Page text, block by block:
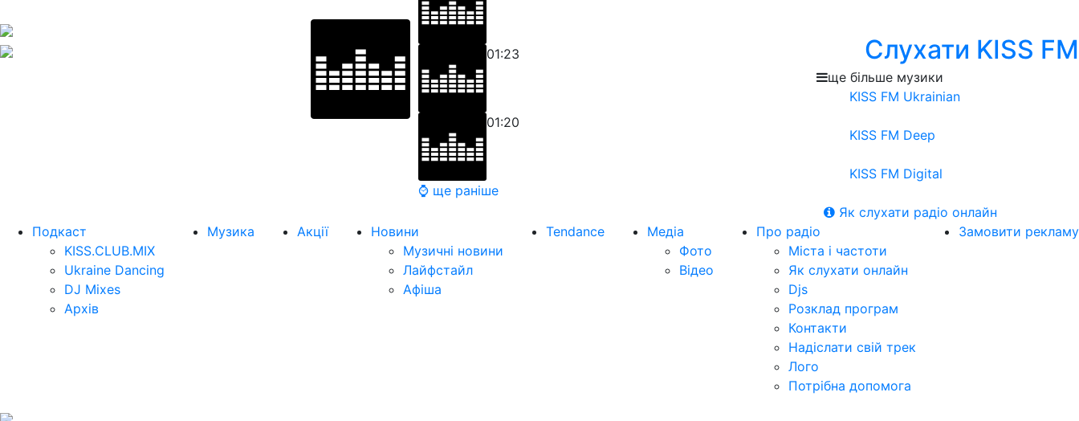
01:23
01:20
⌚ ще раніше
Слухати KISS FM
ще більше музики
KISS FM Ukrainian
KISS FM Deep
KISS FM Digital
Як слухати радіо онлайн
Подкаст
KISS.CLUB.MIX
Ukraine Dancing
DJ Mixes
Архів
Музика Акції
Новини
Музичні новини
Лайфстайл
Афіша
Tendance
Медіа
Фото
Відео
Про радіо
Міста і частоти
Як слухати онлайн
Djs
Розклад програм
Контакти
Надіслати свій трек
Лого
Потрібна допомога
Замовити рекламу